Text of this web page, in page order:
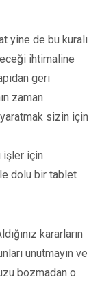
yine de bu kuralı
ihtimaline
geri
zaman
sizin için
işler için
dolu bir tablet
kararların
unutmayın ve
bozmadan o